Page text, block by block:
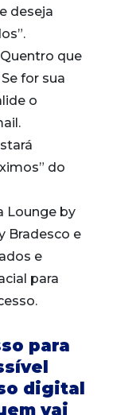
deseja
que
for sua
o
do
Lounge by
Bradesco e
e
para
para
digital
vai